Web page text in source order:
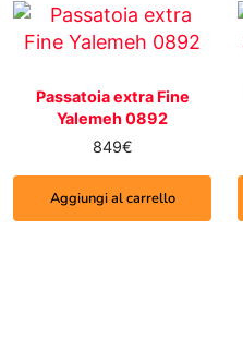
Passatoia extra Fine
Yalemeh 0892
849€
Aggiungi al carrello